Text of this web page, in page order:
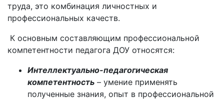
труда, это комбинация личностных и
профессиональных качеств.
К основным составляющим профессиональной
компетентности педагога ДОУ относятся:
Интеллектуально-педагогическая
компетентность – умение применять
полученные знания, опыт в профессиональной